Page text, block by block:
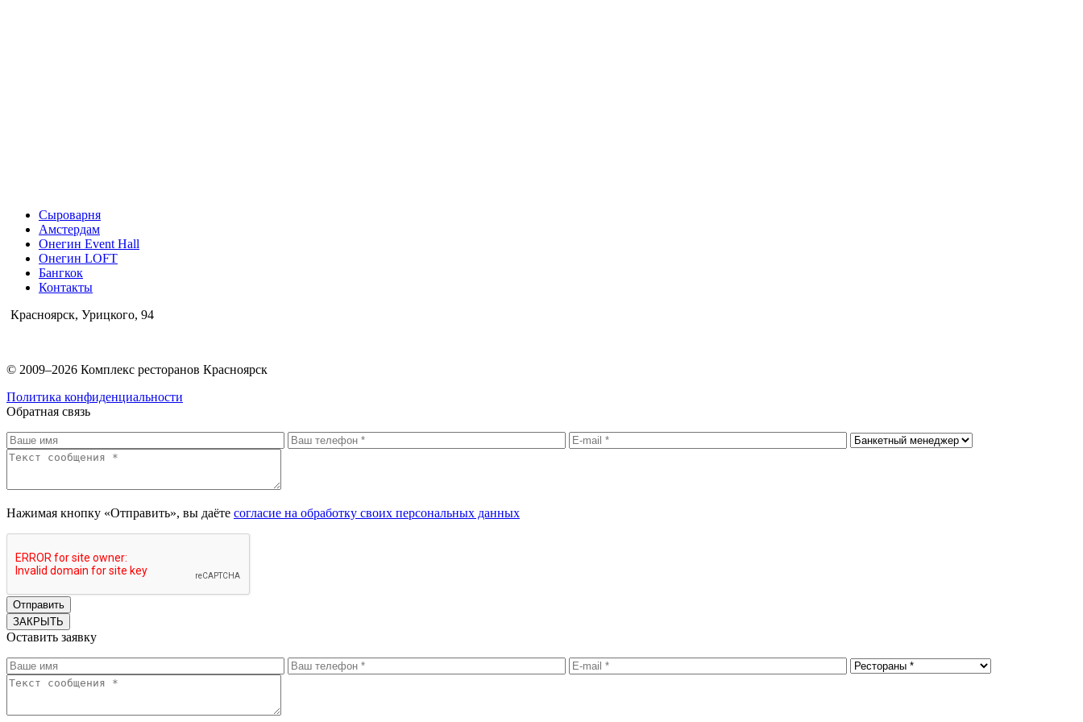
Сыроварня
Амстердам
Онегин Event Hall
Онегин LOFT
Бангкок
Контакты
Красноярск, Урицкого, 94
© 2009–2026 Комплекс ресторанов Красноярск
Политика конфиденциальности
Обратная связь
Нажимая кнопку «Отправить», вы даёте согласие на обработку своих персональных данных
ЗАКРЫТЬ
Оставить заявку